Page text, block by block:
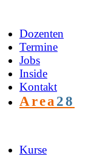
springen
Dozenten
Termine
Jobs
Inside
Kontakt
Area28
Kurse